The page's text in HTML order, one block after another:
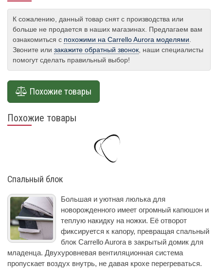
К сожалению, данный товар снят с производства или
больше не продается в наших магазинах. Предлагаем вам
ознакомиться с похожими на Carrello Aurora моделями
Звоните или закажите обратный звонок , наши специалисты
помогут сделать правильный выбор!
Похожие товары
Похожие товары
Спальный блок
Большая и уютная люлька для
новорожденного имеет огромный капюшон и
теплую накидку на ножки. Её отворот
фиксируется к капору, превращая спальный
блок Carrello Aurora в закрытый домик для
младенца. Двухуровневая вентиляционная система
пропускает воздух внутрь, не давая крохе перегреваться.